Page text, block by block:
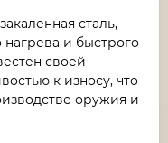
сталь,
нагрева и быстрого
своей
к износу, что
оружия и